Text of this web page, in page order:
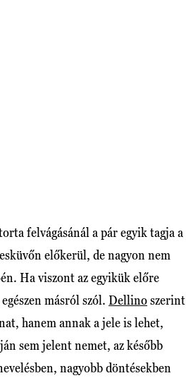
felvágásánál a pár egyik tagja a
előkerül, de nagyon nem
Ha viszont az egyikük előre
másról szól. Dellinoszerint
hanem annak a jele is lehet,
sem jelent nemet, az később
nagyobb döntésekben